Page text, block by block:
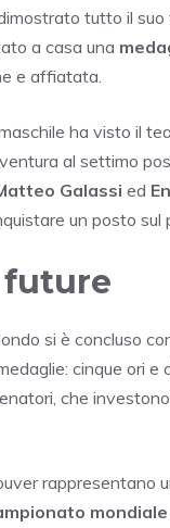
tutto il
a casa una
e affiatata.
ha visto il
al settimo
Galassi ed
un posto sul
future
si è concluso
cinque ori
che
rappresentano